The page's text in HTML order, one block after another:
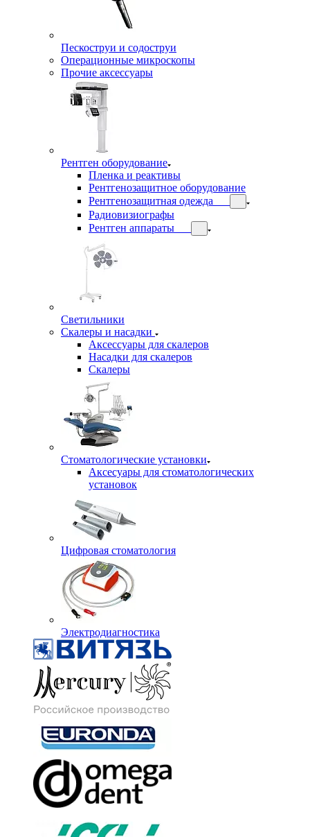
Пескоструи и содоструи
Операционные микроскопы
Прочие аксессуары
Рентген оборудование
Пленка и реактивы
Рентгенозащитное оборудование
Рентгенозащитная одежда
Радиовизиографы
Рентген аппараты
Светильники
Скалеры и насадки
Аксессуары для скалеров
Насадки для скалеров
Скалеры
Стоматологические установки
Аксесуары для стоматологических
установок
Цифровая стоматология
Электродиагностика